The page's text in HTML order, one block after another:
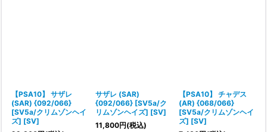
【PSA10】 サザレ
(SAR) {092/066}
[SV5a/クリムゾンヘイ
ズ] [SV]
サザレ (SAR)
{092/066} [SV5a/ク
リムゾンヘイズ] [SV]
11,800円(税込)
【PSA10】 チャデス
(AR) {068/066}
[SV5a/クリムゾンヘイ
ズ] [SV]